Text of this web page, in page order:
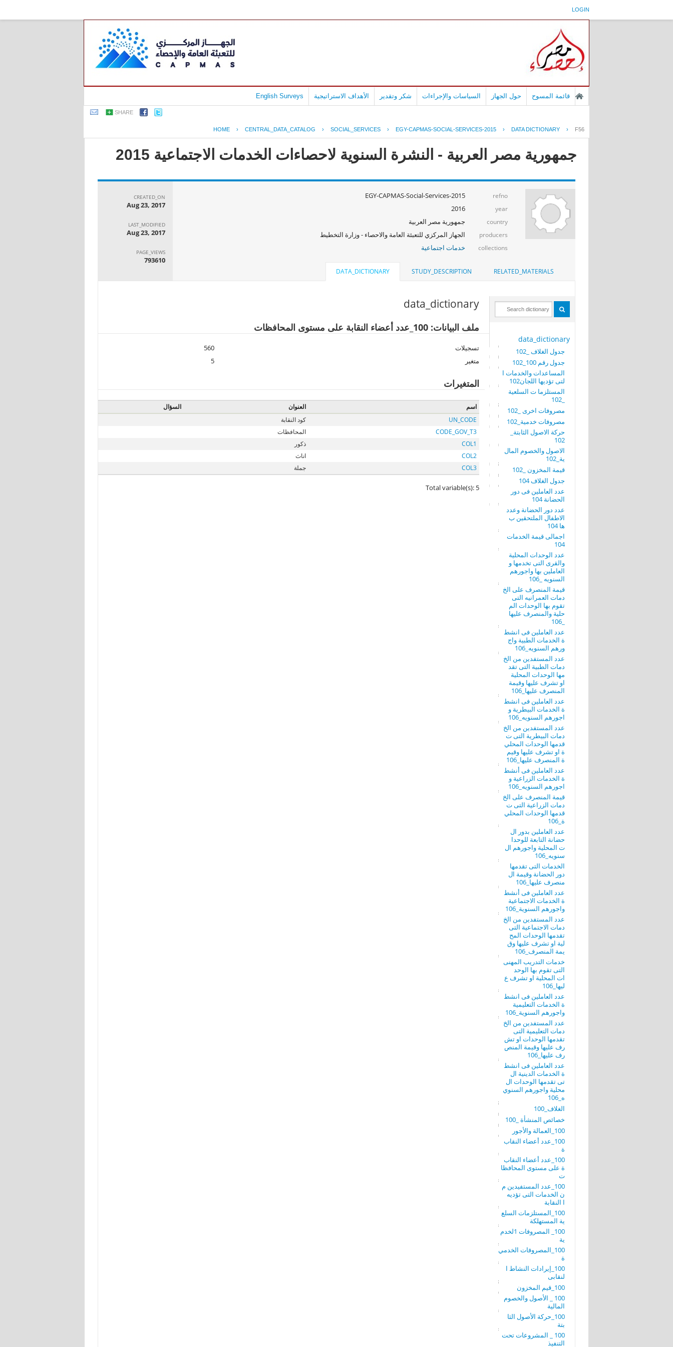
LOGIN
قائمة المسوح حول الجهاز السياسات والإجراءات شكر وتقدير الأهداف الاستراتيجية English Surveys
SHARE
HOME › CENTRAL_DATA_CATALOG › SOCIAL_SERVICES › EGY-CAPMAS-SOCIAL-SERVICES-2015 › DATA DICTIONARY › F56
جمهورية مصر العربية - النشرة السنوية لاحصاءات الخدمات الاجتماعية 2015
refno
EGY-CAPMAS-Social-Services-2015
year
2016
country جمهورية مصر العربية
producers الجهاز المركزي للتعبئة العامة والاحصاء - وزارة التخطيط
collections خدمات اجتماعية
CREATED_ON
Aug 23, 2017
LAST_MODIFIED
Aug 23, 2017
PAGE_VIEWS
793610
RELATED_MATERIALS
STUDY_DESCRIPTION
DATA_DICTIONARY
data_dictionary
جدول الغلاف _102
جدول رقم 100_102
المساعدات والخدمات ا
لتى تؤديها اللجان102
المستلزما ت السلعية
مصروفات اخرى _102
مصروفات خدمية_102
حركة الاصول الثابتة_
102
الاصول والخصوم المال
ية_102
قيمة المخزون _102
جدول الغلاف 104
عدد العاملين فى دور
الحضانة 104
عدد دور الحضانة وعدد
الاطفال الملتحقين ب
ها 104
اجمالى قيمة الخدمات
104
عدد الوحدات المحلية
والقرى التى تخدمها و
العاملين بها واجورهم
السنويه _106
قيمة المنصرف على الخ
دمات العمرانيه التى
تقوم بها الوحدات الم
حلية والمنصرف عليها
عدد العاملين فى انشط
ة الخدمات الطبية واج
ورهم السنويه_106
عدد المستفدين من الخ
دمات الطبية التى تقد
مها الوحدات المحلية
او تشرف عليها وقيمة
المنصرف عليها_106
عدد العاملين فى انشط
ة الخدمات البيطرية و
اجورهم السنويه_106
عدد المستفدين من الخ
دمات البيطرية التى ت
قدمها الوحدات المحلي
ة او تشرف عليها وقيم
ة المنصرف عليها_106
عدد العاملين فى أنشط
ة الخدمات الزراعية و
اجورهم السنويه_106
قيمة المنصرف على الخ
دمات الزراعية التى ت
قدمها الوحدات المحلي
ة_106
عدد العاملين بدور ال
حضانة التابعة للوحدا
ت المحلية واجورهم ال
سنويه_106
الخدمات التى تقدمها
دور الحضانة وقيمة ال
منصرف عليها_106
عدد العاملين فى أنشط
ة الخدمات الاجتماعية
واجورهم السنوية_106
عدد المستفدين من الخ
دمات الاجتماعية التى
تقدمها الوحدات المح
لية او تشرف عليها وق
يمة المنصرف_106
خدمات التدريب المهنى
التى تقوم بها الوحد
ات المحلية او تشرف ع
ليها_106
عدد العاملين فى انشط
ة الخدمات التعليمية
واجورهم السنوية_106
عدد المستفدين من الخ
دمات التعليمية التى
تقدمها الوحدات او تش
رف عليها وقيمة المنص
رف عليها_106
عدد العاملين فى انشط
ة الخدمات الدينية ال
تى تقدمها الوحدات ال
محلية واجورهم السنوي
ه_106
الغلاف_100
خصائص المنشأة _100
100_العمالة والأجور
100_عدد أعضاء النقاب
ة
100_عدد أعضاء النقاب
ة على مستوى المحافظا
ت
100_عدد المستفيدين م
ن الخدمات التى تؤديه
ا النقابة
100_المستلزمات السلع
ية المستهلكة
100_ المصروفات 1لخدم
ية
100_المصروفات الخدمي
ة
100_إيرادات النشاط ا
لنقابى
100_قيم المخزون
100 _ الأصول والخصوم
المالية
100_حركة الأصول الثا
بتة
100 _ المشروعات تحت
التنفيذ
data_dictionary
ملف البيانات: 100_عدد أعضاء النقابة على مستوى المحافظات
تسجيلات
560
متغير
5
المتغيرات
اسم العنوان
السؤال
UN_CODE
كود النقابة
CODE_GOV_T3
المحافظات
COL1
ذكور
COL2
اناث
COL3
جملة
Total variable(s): 5